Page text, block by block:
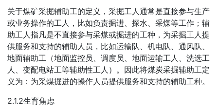
关于煤矿采掘辅助工的定义，采掘工人通常是直接参与生产
或业务操作的工人，比如负责掘进、探水、采煤等工作；辅
助工人指凡是不直接参与采煤或掘进的工种，为采掘工人提
供服务和支持的辅助人员，比如运输队、机电队、通风队、
地面辅助工（地面监控员、调度员、地面运输工人、洗选工
人、变配电站工等辅助性工人）。因此将煤炭采掘辅助工定
义为：为采煤掘进的操作人员提供服务和支持的辅助工种。
2.1.2生育焦虑